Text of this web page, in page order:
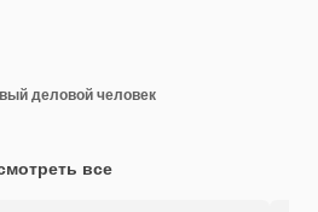
деловой человек
все